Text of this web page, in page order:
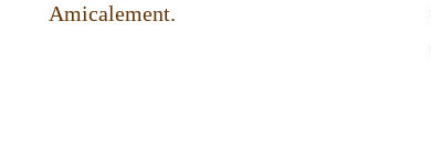
Amicalement.